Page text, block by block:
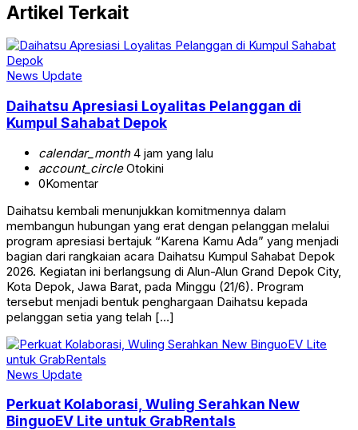
Artikel Terkait
News Update
Daihatsu Apresiasi Loyalitas Pelanggan di
Kumpul Sahabat Depok
calendar_month4 jam yang lalu
account_circleOtokini
0Komentar
Daihatsu kembali menunjukkan komitmennya dalam
membangun hubungan yang erat dengan pelanggan melalui
program apresiasi bertajuk “Karena Kamu Ada” yang menjadi
bagian dari rangkaian acara Daihatsu Kumpul Sahabat Depok
2026. Kegiatan ini berlangsung di Alun-Alun Grand Depok City,
Kota Depok, Jawa Barat, pada Minggu (21/6). Program
tersebut menjadi bentuk penghargaan Daihatsu kepada
pelanggan setia yang telah […]
News Update
Perkuat Kolaborasi, Wuling Serahkan New
BinguoEV Lite untuk GrabRentals